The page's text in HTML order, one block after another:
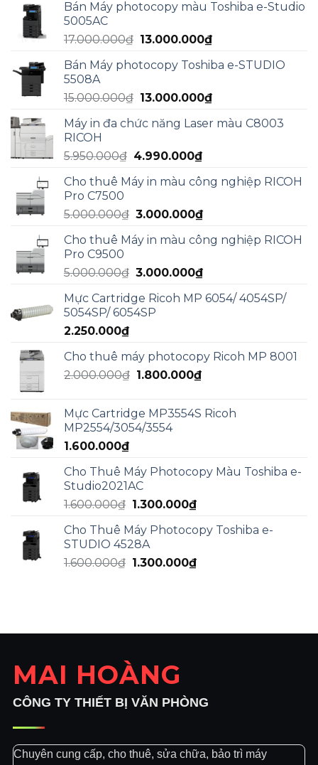
Bán Máy photocopy màu Toshiba e-Studio
5005AC
17.000.000₫ Giá
là:
13.000.000₫Giá
tại
13.000.000₫.
Bán Máy photocopy Toshiba e-STUDIO
5508A
15.000.000₫ Giá
là:
13.000.000₫Giá
tại
Máy in đa chức năng Laser màu C8003
RICOH
5.950.000₫ Giá
là:
4.990.000₫Giá
tại
4.990.000₫.
Cho thuê Máy in màu công nghiệp RICOH
Pro C7500
5.000.000₫ Giá
là:
3.000.000₫Giá
tại
3.000.000₫.
Cho thuê Máy in màu công nghiệp RICOH
Pro C9500
5.000.000₫ Giá
là:
5.000.000₫.
3.000.000₫Giá
tại
Mực Cartridge Ricoh MP 6054/ 4054SP/
5054SP/ 6054SP
2.250.000₫
Cho thuê máy photocopy Ricoh MP 8001
2.000.000₫ Giá
2.000.000₫.
1.800.000₫Giá
là:
Mực Cartridge MP3554S Ricoh
MP2554/3054/3554
1.600.000₫
Cho Thuê Máy Photocopy Màu Toshiba e-
Studio2021AC
1.600.000₫ Giá
là:
1.600.000₫.
1.300.000₫Giá
tại
1.300.000₫.
Cho Thuê Máy Photocopy Toshiba e-
STUDIO 4528A
1.600.000₫ Giá
1.300.000₫Giá
MAI HOÀNG
CÔNG TY THIẾT BỊ VĂN PHÒNG
Chuyên cung cấp, cho thuê, sửa chữa, bảo trì máy